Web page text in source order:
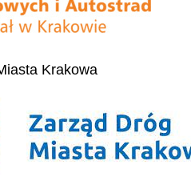
Krakowa